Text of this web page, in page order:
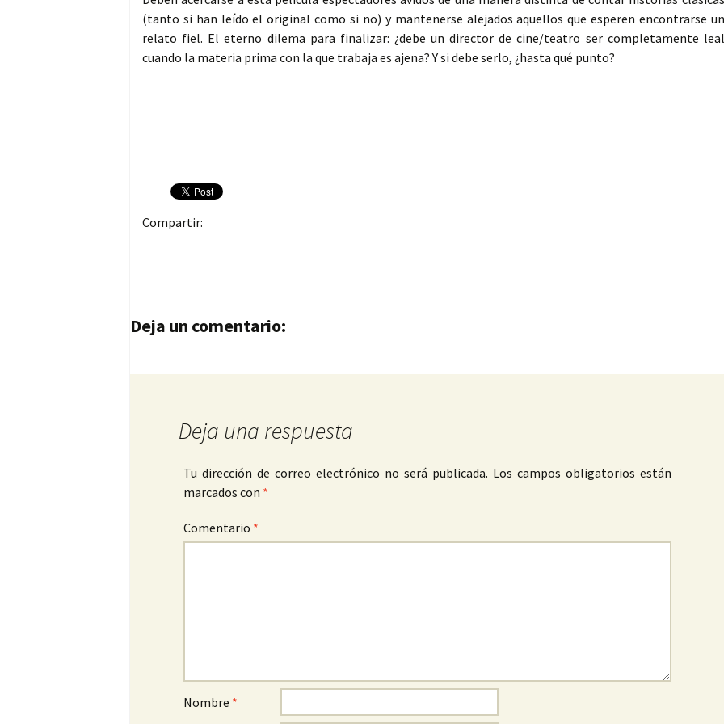
(tanto si han leído el original como si no) y mantenerse alejados aquellos que esperen encontrarse un
relato fiel. El eterno dilema para finalizar: ¿debe un director de cine/teatro ser completamente leal
cuando la materia prima con la que trabaja es ajena? Y si debe serlo, ¿hasta qué punto?
Compartir:
Navegación de entradas
Deja un comentario:
Deja una respuesta
Tu dirección de correo electrónico no será publicada. Los campos obligatorios están
marcados con *
Comentario *
Nombre *